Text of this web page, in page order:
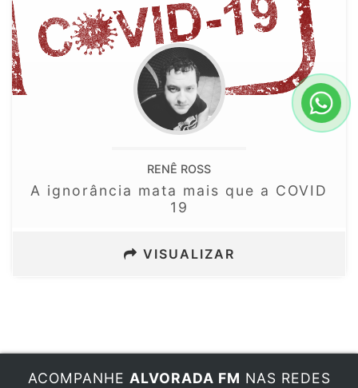
RENÊ ROSS
A ignorância mata mais que a COVID
19
VISUALIZAR
ACOMPANHE ALVORADA FM NAS REDES